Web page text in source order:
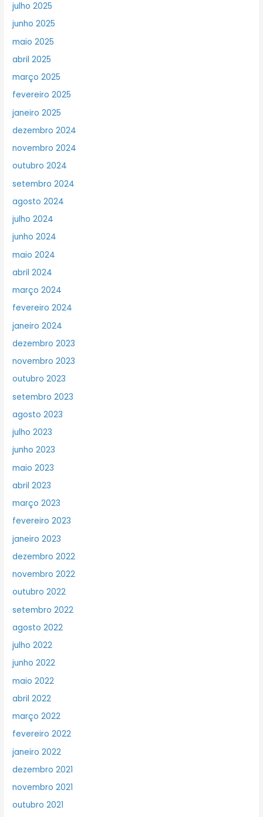
julho 2025
junho 2025
maio 2025
abril 2025
março 2025
fevereiro 2025
janeiro 2025
dezembro 2024
novembro 2024
outubro 2024
setembro 2024
agosto 2024
julho 2024
junho 2024
maio 2024
abril 2024
março 2024
fevereiro 2024
janeiro 2024
dezembro 2023
novembro 2023
outubro 2023
setembro 2023
agosto 2023
julho 2023
junho 2023
maio 2023
abril 2023
março 2023
fevereiro 2023
janeiro 2023
dezembro 2022
novembro 2022
outubro 2022
setembro 2022
agosto 2022
julho 2022
junho 2022
maio 2022
abril 2022
março 2022
fevereiro 2022
janeiro 2022
dezembro 2021
novembro 2021
outubro 2021